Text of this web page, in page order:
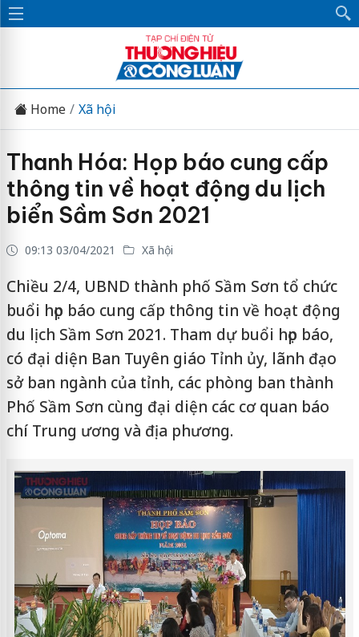
Home Xã hội
Thanh Hóa: Họp báo cung cấp
thông tin về hoạt động du lịch
biển Sầm Sơn 2021
09:13 03/04/2021 Xã hội
Chiều 2/4, UBND thành phố Sầm Sơn tổ chức
buổi họp báo cung cấp thông tin về hoạt động
du lịch Sầm Sơn 2021. Tham dự buổi họp báo,
có đại diện Ban Tuyên giáo Tỉnh ủy, lãnh đạo
sở ban ngành của tỉnh, các phòng ban thành
Phố Sầm Sơn cùng đại diện các cơ quan báo
chí Trung ương và địa phương.